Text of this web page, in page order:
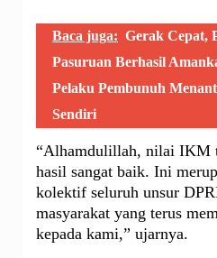
Baca juga: Gerak Cepat,
Pasuruan Berhasil
Pelaku Pembunuh
Sendiri
“Alhamdulillah, nilai IKM
hasil sangat baik. Ini
kolektif seluruh unsur
masyarakat yang terus
kepada kami,” ujarnya.